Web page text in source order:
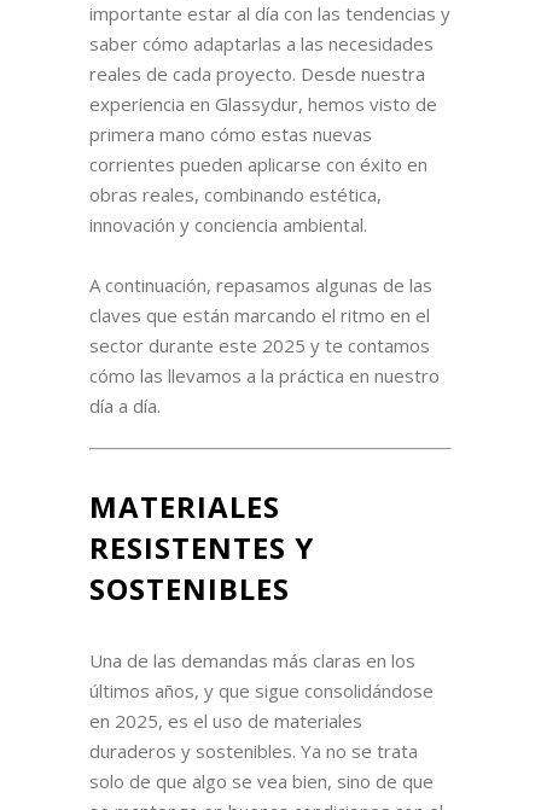
importante estar al día con las tendencias y
saber cómo adaptarlas a las necesidades
reales de cada proyecto. Desde nuestra
experiencia en Glassydur, hemos visto de
primera mano cómo estas nuevas
corrientes pueden aplicarse con éxito en
obras reales, combinando estética,
innovación y conciencia ambiental.
A continuación, repasamos algunas de las
claves que están marcando el ritmo en el
sector durante este 2025 y te contamos
cómo las llevamos a la práctica en nuestro
día a día.
MATERIALES
RESISTENTES Y
SOSTENIBLES
Una de las demandas más claras en los
últimos años, y que sigue consolidándose
en 2025, es el uso de materiales
duraderos y sostenibles. Ya no se trata
solo de que algo se vea bien, sino de que